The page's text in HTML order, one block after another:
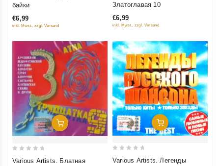
5
байки
€6,99
inkl. Mwst., zzgl. Versand
5
Златоглавая 10
€6,99
inkl. Mwst., zzgl. Versand
Добавить В Корзину
Various Artists. Блатная
Добавить В Корзину
Various Artists. Легенды